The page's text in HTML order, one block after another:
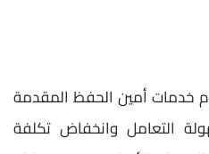
خدمات أمين الحفظ المقدمة
التعامل وانخفاض تكلفة